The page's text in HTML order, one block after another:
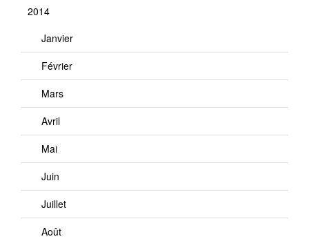
2014
Janvier
Février
Mars
Avril
Mai
Juin
Juillet
Août